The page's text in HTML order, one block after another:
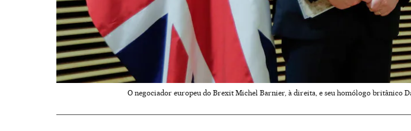
O negociador europeu do Brexit Michel Barnier, à direita, e seu homólogo britânico